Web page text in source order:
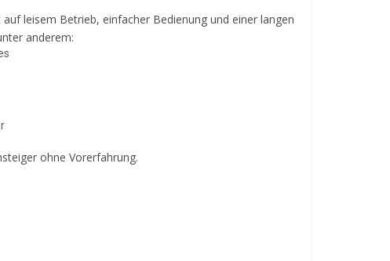
leisem Betrieb, einfacher Bedienung und einer langen
anderem:
ohne Vorerfahrung.